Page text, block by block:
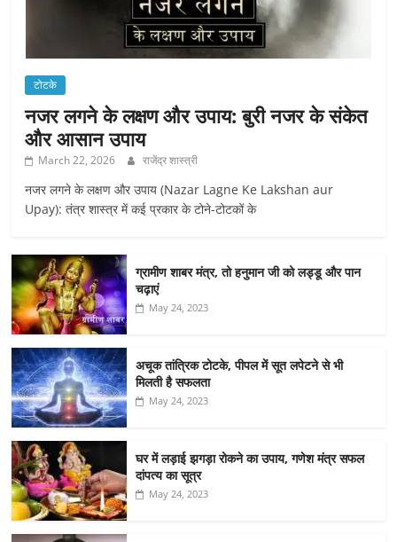
टोटके
नजर लगने के लक्षण और उपाय: बुरी नजर के संकेत
और आसान उपाय
March 22, 2026 राजेंद्र शास्त्री
नजर लगने के लक्षण और उपाय (Nazar Lagne Ke Lakshan aur
Upay): तंत्र शास्त्र में कई प्रकार के टोने-टोटकों के
ग्रामीण शाबर मंत्र, तो हनुमान जी को लड्डू और पान
चढ़ाएं
May 24, 2023
अचूक तांत्रिक टोटके, पीपल में सूत लपेटने से भी
मिलती है सफलता
May 24, 2023
घर में लड़ाई झगड़ा रोकने का उपाय, गणेश मंत्र सफल
दांपत्य का सूत्र
May 24, 2023